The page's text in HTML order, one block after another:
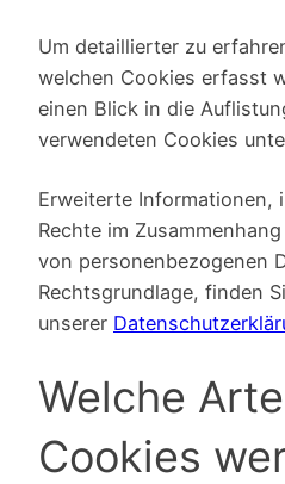
Um detaillierter zu
welchen Cookies erfasst
einen Blick in die
verwendeten Cookies
Erweiterte Informationen,
Rechte im
von personenbezogenen
Rechtsgrundlage, finden
unserer
Welche
Cookies